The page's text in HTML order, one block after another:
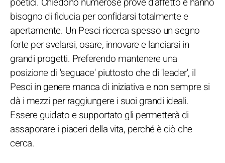
bisogno di fiducia per confidarsi totalmente e
apertamente. Un Pesci ricerca spesso un segno
forte per svelarsi, osare, innovare e lanciarsi in
grandi progetti. Preferendo mantenere una
posizione di 'seguace' piuttosto che di 'leader', il
Pesci in genere manca di iniziativa e non sempre si
dà i mezzi per raggiungere i suoi grandi ideali.
Essere guidato e supportato gli permetterà di
assaporare i piaceri della vita, perché è ciò che
cerca.